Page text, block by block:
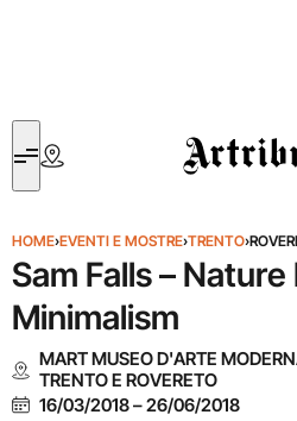
Artribune
HOME›EVENTI E MOSTRE›TRENTO›
Sam Falls –
Minimalism
MART MUSEO D'ARTE
TRENTO E ROVERETO
16/03/2018–26/06/2018